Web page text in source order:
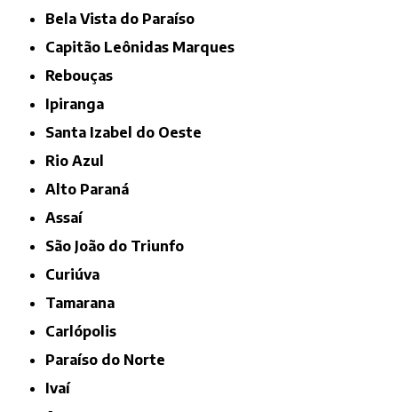
Bela Vista do Paraíso
Capitão Leônidas Marques
Rebouças
Ipiranga
Santa Izabel do Oeste
Rio Azul
Alto Paraná
Assaí
São João do Triunfo
Curiúva
Tamarana
Carlópolis
Paraíso do Norte
Ivaí